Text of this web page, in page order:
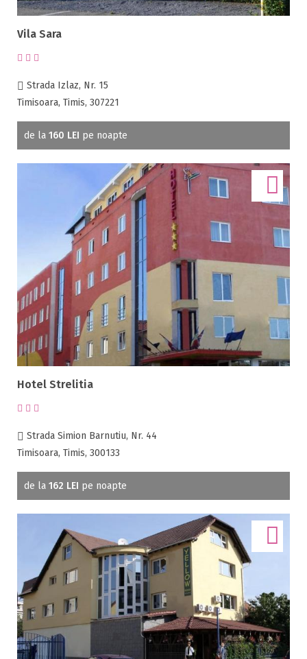
Vila Sara
Strada Izlaz, Nr. 15
Timisoara, Timis, 307221
de la 160 LEI pe noapte
Hotel Strelitia
Strada Simion Barnutiu, Nr. 44
Timisoara, Timis, 300133
de la 162 LEI pe noapte